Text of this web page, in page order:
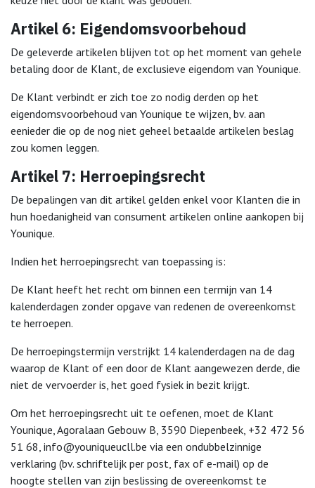
Artikel 6: Eigendomsvoorbehoud
De geleverde artikelen blijven tot op het moment van gehele
betaling door de Klant, de exclusieve eigendom van Younique.
De Klant verbindt er zich toe zo nodig derden op het
eigendomsvoorbehoud van Younique te wijzen, bv. aan
eenieder die op de nog niet geheel betaalde artikelen beslag
zou komen leggen.
Artikel 7: Herroepingsrecht
De bepalingen van dit artikel gelden enkel voor Klanten die in
hun hoedanigheid van consument artikelen online aankopen bij
Younique.
Indien het herroepingsrecht van toepassing is:
De Klant heeft het recht om binnen een termijn van 14
kalenderdagen zonder opgave van redenen de overeenkomst
te herroepen.
De herroepingstermijn verstrijkt 14 kalenderdagen na de dag
waarop de Klant of een door de Klant aangewezen derde, die
niet de vervoerder is, het goed fysiek in bezit krijgt.
Om het herroepingsrecht uit te oefenen, moet de Klant
Younique, Agoralaan Gebouw B, 3590 Diepenbeek, +32 472 56
51 68, info@youniqueucll.be via een ondubbelzinnige
verklaring (bv. schriftelijk per post, fax of e-mail) op de
hoogte stellen van zijn beslissing de overeenkomst te